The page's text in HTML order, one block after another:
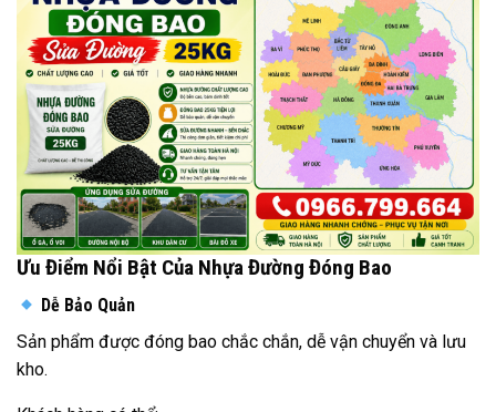
Ưu Điểm Nổi Bật Của Nhựa Đường Đóng Bao
Dễ Bảo Quản
Sản phẩm được đóng bao chắc chắn, dễ vận chuyển và lưu
kho.